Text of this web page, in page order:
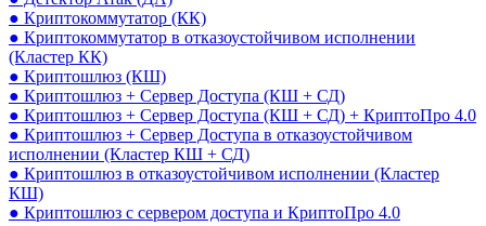
● Криптокоммутатор (КК)
● Криптокоммутатор в отказоустойчивом исполнении
(Кластер КК)
● Криптошлюз (КШ)
● Криптошлюз + Сервер Доступа (КШ + СД)
● Криптошлюз + Сервер Доступа (КШ + СД) + КриптоПро 4.0
● Криптошлюз + Сервер Доступа в отказоустойчивом
исполнении (Кластер КШ + СД)
● Криптошлюз в отказоустойчивом исполнении (Кластер
КШ)
● Криптошлюз с сервером доступа и КриптоПро 4.0